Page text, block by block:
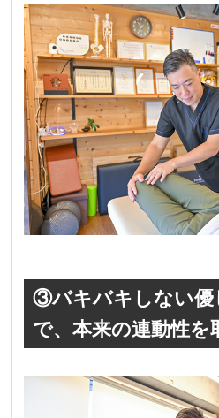
③バキバキしない優
で、本来の連動性を